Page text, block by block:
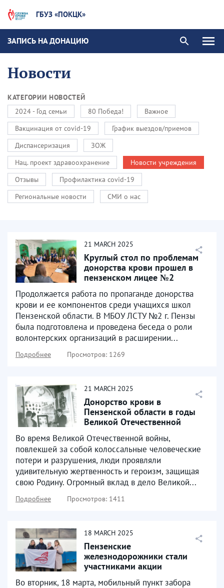
ГБУЗ «ПОКЦК»
ЗАПИСЬ НА ДОНАЦИЮ
Новости
КАТЕГОРИИ НОВОСТЕЙ
2024 - Год семьи
80 Победа!
Важное
Вакцинация от covid-19
График выездов/приемов
Диспансеризация
ЗОЖ
Нац. проект здравоохранение
Новости учреждения
Отзывы
Профилактика covid-19
Региональные новости
СМИ о нас
21 MARCH 2025
Круглый стол по проблемам
донорства крови прошел в
пензенском лицее №2
Продолжается работа по пропаганде донорства
крови и ее компонентов среди учащихся школ
Пензенской области. В МБОУ ЛСТУ №2 г. Пензы
была подготовлена и проведена беседа о роли
волонтерских организаций в расширении...
Подробнее Просмотров: 1269
21 MARCH 2025
Донорство крови в
Пензенской области в годы
Великой Отечественной
Во время Великой Отечественной войны,
повлекшей за собой колоссальные человеческие
потери и разрушения, люди проявляли
удивительную жертвенность и героизм, защищая
свою Родину. Огромный вклад в дело Великой...
Подробнее Просмотров: 1411
18 MARCH 2025
Пензенские
железнодорожники стали
участниками акции
«Донорский экспресс»
Во вторник, 18 марта, мобильный пункт забора